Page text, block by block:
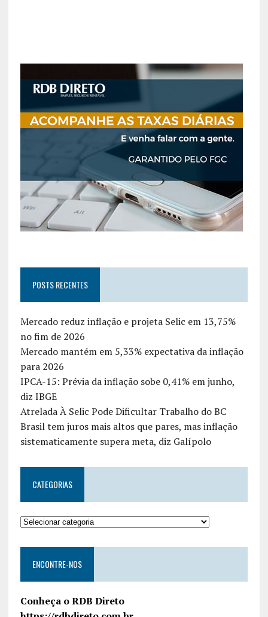
POSTS RECENTES
Mercado reduz inflação e projeta Selic em 13,75%
no fim de 2026
Mercado mantém em 5,33% expectativa da inflação
para 2026
IPCA-15: Prévia da inflação sobe 0,41% em junho,
diz IBGE
Atrelada À Selic Pode Dificultar Trabalho do BC
Brasil tem juros mais altos que pares, mas inflação
sistematicamente supera meta, diz Galípolo
CATEGORIAS
ENCONTRE-NOS
Conheça o RDB Direto